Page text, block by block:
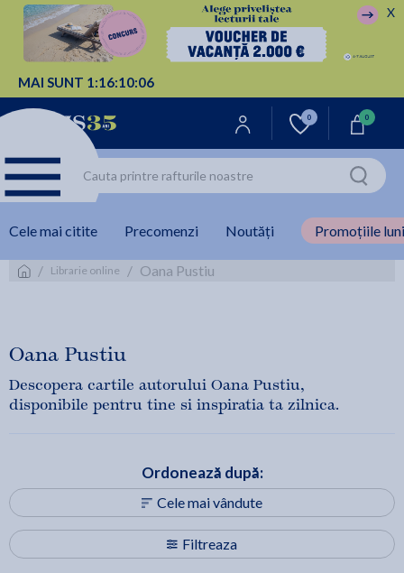
MAI SUNT 1:16:10:06
X
0 0
Cele mai citite Precomenzi Noutăți Promoțiile
/ Librarie online / Oana Pustiu
Oana Pustiu
Descopera cartile autorului Oana Pustiu,
disponibile pentru tine si inspiratia ta zilnica.
Filtreaza
Ordonează după:
Cele mai vândute